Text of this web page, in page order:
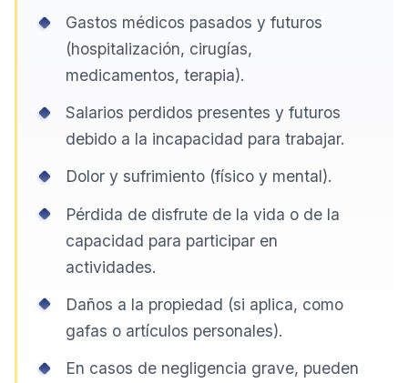
Gastos médicos pasados y futuros
(hospitalización, cirugías,
medicamentos, terapia).
Salarios perdidos presentes y futuros
debido a la incapacidad para trabajar.
Dolor y sufrimiento (físico y mental).
Pérdida de disfrute de la vida o de la
capacidad para participar en
actividades.
Daños a la propiedad (si aplica, como
gafas o artículos personales).
En casos de negligencia grave, pueden